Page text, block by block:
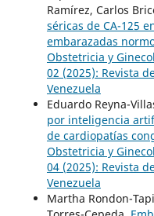
Ramírez, Carlos
séricas de CA-125
embarazadas
Obstetricia y
02 (2025): Revista
Venezuela
Eduardo Reyna-
por inteligencia
de cardiopatías
Obstetricia y
04 (2025): Revista
Venezuela
Martha Rondon-